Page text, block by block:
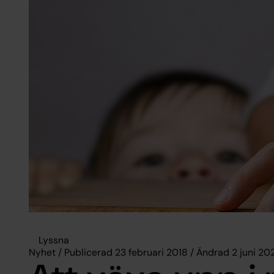
Lyssna
Nyhet / Publicerad 23 februari 2018 / Ändrad 2 juni